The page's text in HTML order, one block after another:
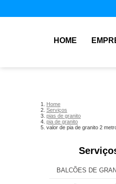
HOME
Home
Serviços
pias de granito
pia de granito
valor de pia de granito 2
BALCÕES DE